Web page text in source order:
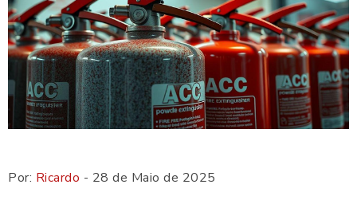
Por: Ricardo - 28 de Maio de 2025